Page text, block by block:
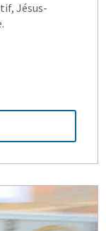
Jésus-